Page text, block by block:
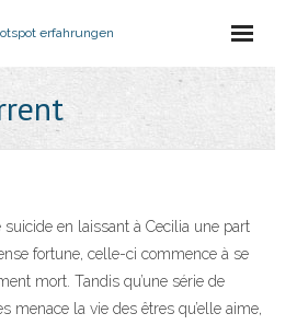
erfahrungen
suicide en laissant à Cecilia une part
fortune, celle-ci commence à se
mort. Tandis qu’une série de
menace la vie des êtres qu’elle aime,